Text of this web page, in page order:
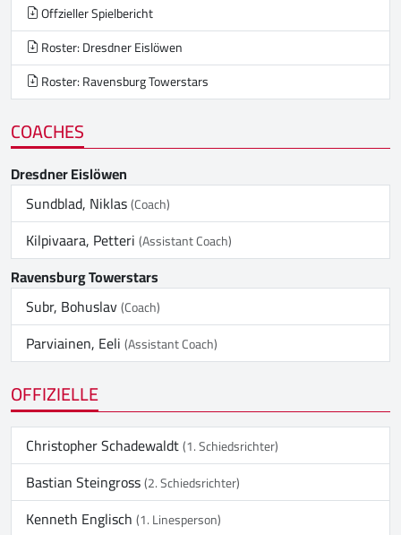
Offzieller Spielbericht
Roster: Dresdner Eislöwen
Roster: Ravensburg Towerstars
COACHES
Dresdner Eislöwen
Sundblad, Niklas(Coach)
Kilpivaara, Petteri(Assistant Coach)
Ravensburg Towerstars
Subr, Bohuslav(Coach)
Parviainen, Eeli(Assistant Coach)
OFFIZIELLE
Christopher Schadewaldt(1. Schiedsrichter)
Bastian Steingross(2. Schiedsrichter)
Kenneth Englisch(1. Linesperson)